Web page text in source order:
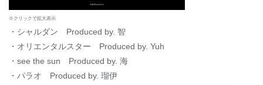
※クリックで拡大表示
・シャルダン Produced by. 智
・オリエンタルスター Produced by. Yuh
・see the sun Produced by. 海
・パラオ Produced by. 瑠伊